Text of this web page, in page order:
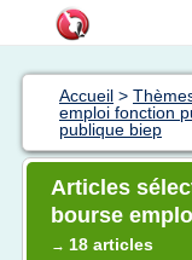
Accueil >
emploi fonction
publique biep
Articles
bourse
→ 18 articles